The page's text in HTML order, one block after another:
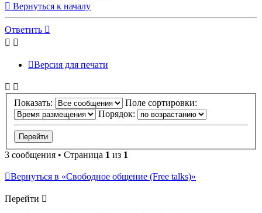
Вернуться к началу
Ответить
Версия для печати
Показать:
Поле сортировки:
Порядок:
3 сообщения • Страница 1 из 1
Вернуться в «Свободное общение (Free talks)»
Перейти